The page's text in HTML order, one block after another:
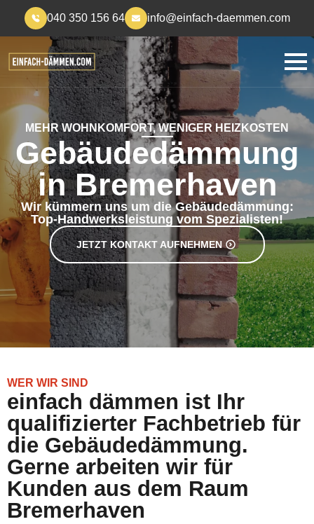
040 350 156 64 info@einfach-daemmen.com
MEHR WOHNKOMFORT, WENIGER HEIZKOSTEN
Gebäudedämmung
in Bremerhaven
Wir kümmern uns um die Gebäudedämmung:
Top-Handwerksleistung vom Spezialisten!
JETZT KONTAKT AUFNEHMEN
WER WIR SIND
einfach dämmen ist Ihr
qualifizierter Fachbetrieb für
die Gebäudedämmung.
Gerne arbeiten wir für
Kunden aus dem Raum
Bremerhaven